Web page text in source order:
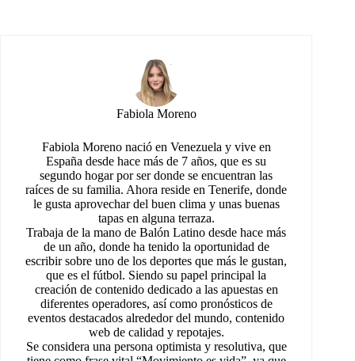
Fabiola Moreno
Fabiola Moreno nació en Venezuela y vive en
España desde hace más de 7 años, que es su
segundo hogar por ser donde se encuentran las
raíces de su familia. Ahora reside en Tenerife, donde
le gusta aprovechar del buen clima y unas buenas
tapas en alguna terraza.
Trabaja de la mano de Balón Latino desde hace más
de un año, donde ha tenido la oportunidad de
escribir sobre uno de los deportes que más le gustan,
que es el fútbol. Siendo su papel principal la
creación de contenido dedicado a las apuestas en
diferentes operadores, así como pronósticos de
eventos destacados alrededor del mundo, contenido
web de calidad y repotajes.
Se considera una persona optimista y resolutiva, que